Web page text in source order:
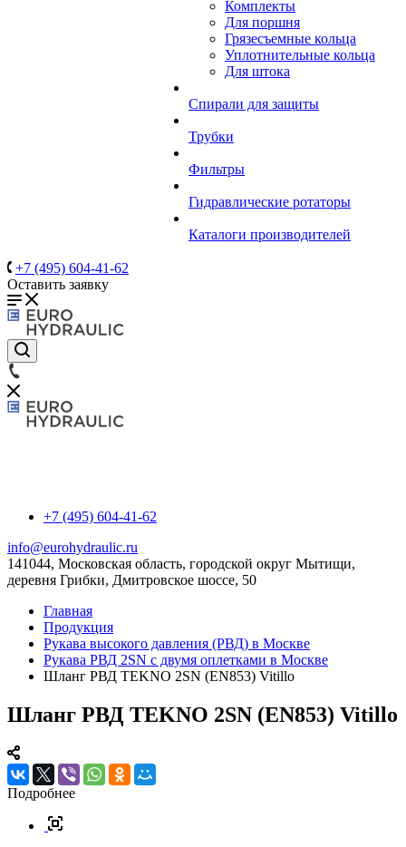
Комплекты
Для поршня
Грязесъемные кольца
Уплотнительные кольца
Для штока
Спирали для защиты
Трубки
Фильтры
Гидравлические ротаторы
Каталоги производителей
+7 (495) 604-41-62
Оставить заявку
+7 (495) 604-41-62
info@eurohydraulic.ru
141044, Московская область, городской округ Мытищи,
деревня Грибки, Дмитровское шоссе, 50
Главная
Продукция
Рукава высокого давления (РВД) в Москве
Рукава РВД 2SN с двумя оплетками в Москве
Шланг РВД TEKNO 2SN (EN853) Vitillo
Шланг РВД TEKNO 2SN (EN853) Vitillo
Подробнее